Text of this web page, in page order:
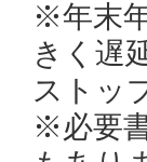
※年末
きく遅
ストッ
※必要